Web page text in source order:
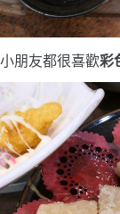
小朋友都很喜歡彩